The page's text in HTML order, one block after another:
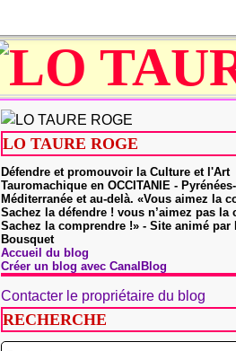
LO TAURE ROGE
Défendre et promouvoir la Culture et l'Art
Tauromachique en OCCITANIE - Pyrénées-
Méditerranée et au-delà. «Vous aimez la
Sachez la défendre ! vous n’aimez pas la
Sachez la comprendre !» - Site animé par
Bousquet
Accueil du blog
Créer un blog avec CanalBlog
Contacter le propriétaire du blog
RECHERCHE